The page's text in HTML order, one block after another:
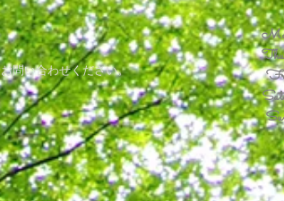
問い合わせください。